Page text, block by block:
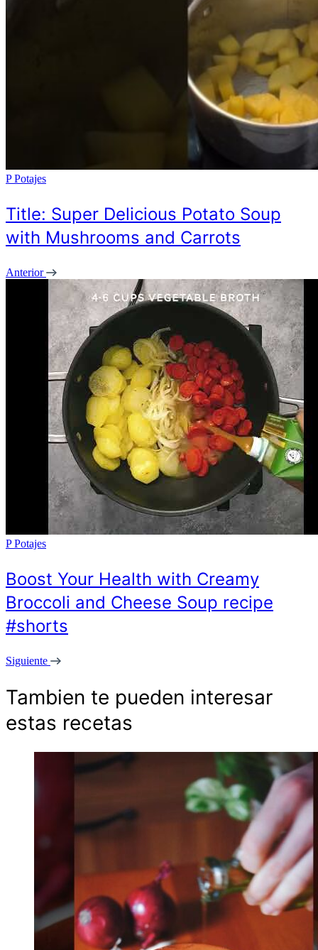
P Potajes
Title: Super Delicious Potato Soup
with Mushrooms and Carrots
Anterior
P Potajes
Boost Your Health with Creamy
Broccoli and Cheese Soup recipe
#shorts
Siguiente
Tambien te pueden interesar
estas recetas